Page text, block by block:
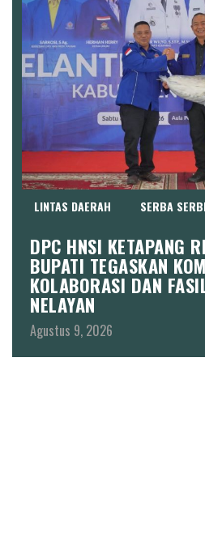
LINTAS DAERAH SERBA
DPC HNSI KETAPANG
BUPATI TEGASKAN
KOLABORASI DAN
NELAYAN
Agustus 9, 2026